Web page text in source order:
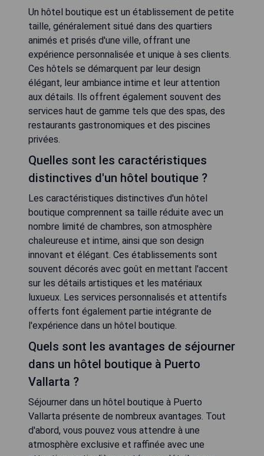
Un hôtel boutique est un établissement de petite
taille, généralement situé dans des quartiers
animés et prisés d'une ville, offrant une
expérience personnalisée et unique à ses clients.
Ces hôtels se démarquent par leur design
élégant, leur ambiance intime et leur attention
aux détails. Ils offrent également souvent des
services haut de gamme tels que des spas, des
restaurants gastronomiques et des piscines
privées.
Quelles sont les caractéristiques
distinctives d'un hôtel boutique ?
Les caractéristiques distinctives d'un hôtel
boutique comprennent sa taille réduite avec un
nombre limité de chambres, son atmosphère
chaleureuse et intime, ainsi que son design
innovant et élégant. Ces établissements sont
souvent décorés avec goût en mettant l'accent
sur les détails artistiques et les matériaux
luxueux. Les services personnalisés et attentifs
offerts font également partie intégrante de
l'expérience dans un hôtel boutique.
Quels sont les avantages de séjourner
dans un hôtel boutique à Puerto
Vallarta ?
Séjourner dans un hôtel boutique à Puerto
Vallarta présente de nombreux avantages. Tout
d'abord, vous pouvez vous attendre à une
atmosphère exclusive et raffinée avec une